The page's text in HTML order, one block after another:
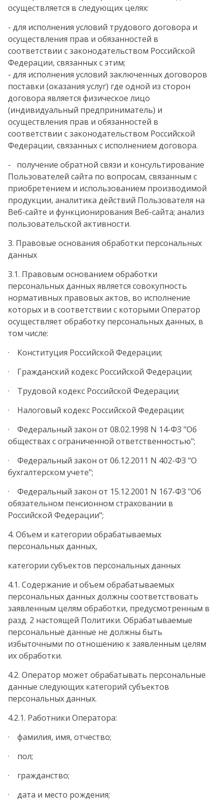
осуществляется в следующих целях:
- для исполнения условий трудового договора и
осуществления прав и обязанностей в
соответствии с законодательством Российской
Федерации, связанных с этим;
- для исполнения условий заключенных договоров
поставки (оказания услуг) где одной из сторон
договора является физическое лицо
(индивидуальный предприниматель) и
осуществления прав и обязанностей в
соответствии с законодательством Российской
Федерации, связанных с исполнением договора.
- получение обратной связи и консультирование
Пользователей сайта по вопросам, связанным с
приобретением и использованием производимой
продукции, аналитика действий Пользователя на
Веб-сайте и функционирования Веб-сайта; анализ
пользовательской активности.
3. Правовые основания обработки персональных
данных
3.1. Правовым основанием обработки
персональных данных является совокупность
нормативных правовых актов, во исполнение
которых и в соответствии с которыми Оператор
осуществляет обработку персональных данных, в
том числе:
· Конституция Российской Федерации;
· Гражданский кодекс Российской Федерации;
· Трудовой кодекс Российской Федерации;
· Налоговый кодекс Российской Федерации;
· Федеральный закон от 08.02.1998 N 14-ФЗ "Об
обществах с ограниченной ответственностью";
· Федеральный закон от 06.12.2011 N 402-ФЗ "О
бухгалтерском учете";
· Федеральный закон от 15.12.2001 N 167-ФЗ "Об
обязательном пенсионном страховании в
Российской Федерации";
4. Объем и категории обрабатываемых
персональных данных,
категории субъектов персональных данных
4.1. Содержание и объем обрабатываемых
персональных данных должны соответствовать
заявленным целям обработки, предусмотренным в
разд. 2 настоящей Политики. Обрабатываемые
персональные данные не должны быть
избыточными по отношению к заявленным целям
их обработки.
4.2. Оператор может обрабатывать персональные
данные следующих категорий субъектов
персональных данных.
4.2.1. Работники Оператора:
· фамилия, имя, отчество;
· пол;
· гражданство;
· дата и место рождения;